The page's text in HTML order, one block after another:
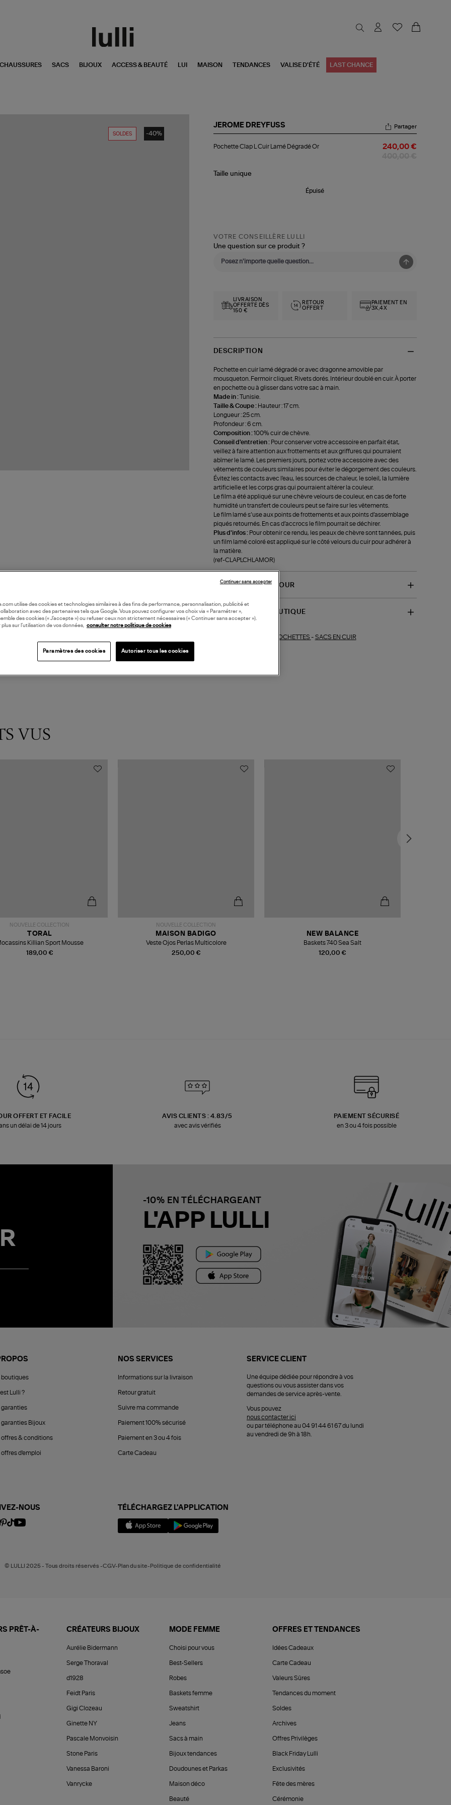
CHAUSSURES SACS BIJOUX ACCESS & BEAUTÉ LUI MAISON TENDANCES VALISE D'ÉTÉ LAST CHANCE
SOLDES -40%
JEROME DREYFUSS
Clap
Lamé
Partager
Pochette Clap L Cuir Lamé Dégradé Or 240,00 €
Taille unique
Épuisé
VOTRE CONSEILLÈRE LULLI
Une question sur ce produit ?
LIVRAISON
OFFERTE DÈS
150 €
RETOUR
OFFERT
PAIEMENT EN
3X,4X
DESCRIPTION
Pochette en cuir lamé dégradé or avec dragonne amovible par
mousqueton. Fermoir cliquet. Rivets dorés. Intérieur doublé en cuir. À porter
en pochette ou à glisser dans votre sac à main.
Made in :Tunisie.
Taille & Coupe : Hauteur : 17 cm.
Longueur : 25 cm.
Profondeur : 6 cm.
Composition :100% cuir de chèvre.
Conseil d'entretien : Pour conserver votre accessoire en parfait état,
veillez à faire attention aux frottements et aux griffures qui pourraient
abîmer le lamé. Les premiers jours, portez votre accessoire avec des
vêtements de couleurs similaires pour éviter le dégorgement des couleurs.
Évitez les contacts avec l'eau, les sources de chaleur, le soleil, la lumière
artificielle et les corps gras qui pourraient altérer la couleur.
Le film a été appliqué sur une chèvre velours de couleur, en cas de forte
humidité un transfert de couleurs peut se faire sur les vêtements.
Le film lamé s’use aux points de frottements et aux points d’assemblage
piqués retournés. En cas d’accrocs le film pourrait se déchirer.
Plus d'infos : Pour obtenir ce rendu, les peaux de chèvre sont tannées, puis
un film lamé coloré est appliqué sur le côté velours du cuir pour adhérer à
la matière.
(ref-CLAPLCHLAMOR)
LIVRAISON ET RETOUR
DISPONIBILITÉ BOUTIQUE
POCHETTES - SACS EN CUIR
VUS
NOUVELLE COLLECTION
189,00 €
TORAL
Killian Sport Mousse
NOUVELLE COLLECTION
250,00 €
MAISON BADIGO
Veste Ojos Perlas Multicolore
120,00 €
NEW BALANCE
Baskets 740 Sea Salt
OFFERT ET FACILE
un délai de 14 jours
AVIS CLIENTS : 4.83/5
avec avis vérifiés
PAIEMENT SÉCURISÉ
en 3 ou 4 fois possible
-10% EN TÉLÉCHARGEANT
L'APP LULLI
boutiques
Lulli ?
garanties
garanties Bijoux
offres & conditions
offres d'emploi
NOS SERVICES
Informations sur la livraison
Retour gratuit
Suivre ma commande
Paiement 100% sécurisé
Paiement en 3 ou 4 fois
Carte Cadeau
SERVICE CLIENT
Une équipe dédiée pour répondre à vos
questions ou vous assister dans vos
demandes de service après-vente.
Vous pouvez
nous contacter ici
ou par téléphone au 04 91 44 61 67 du lundi
au vendredi de 9h à 18h.
NOUS TÉLÉCHARGEZ L'APPLICATION
© LULLI 2025 - Tous droits réservés -CGV-Plan du site-Politique de confidentialité
PRÊT-À-
CRÉATEURS BIJOUX
Aurélie Bidermann
Serge Thoraval
d1928
Feidt Paris
Gigi Clozeau
Ginette NY
Pascale Monvoisin
Stone Paris
Vanessa Baroni
Vanrycke
MODE FEMME
Choisi pour vous
Best-Sellers
Robes
Baskets femme
Sweatshirt
Jeans
Sacs à main
Bijoux tendances
Doudounes et Parkas
Maison déco
Beauté
OFFRES ET TENDANCES
Idées Cadeaux
Carte Cadeau
Valeurs Sûres
Tendances du moment
Soldes
Archives
Offres Privilèges
Black Friday Lulli
Exclusivités
Fête des mères
Cérémonie
utilise des cookies et technologies similaires à des fins de performance, personnalisation, publicité et
avec des partenaires tels que Google. Vous pouvez configurer vos choix via « Paramétrer »,
des cookies (« J’accepte ») ou refuser ceux non strictement nécessaires (« Continuer sans accepter »).
plus sur l’utilisation de vos données, consulter notre politique de cookies
Paramètres des cookies Autoriser tous les cookies
Continuer sans accepter